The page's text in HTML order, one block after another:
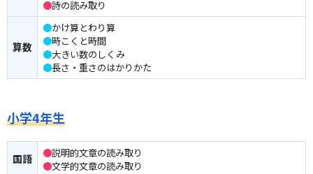
●詩の読み取り
算数
●かけ算とわり算
●時こくと時間
●大きい数のしくみ
●長さ・重さのはかりかた
小学4年生
国語 ●説明的文章の読み取り
●文学的文章の読み取り